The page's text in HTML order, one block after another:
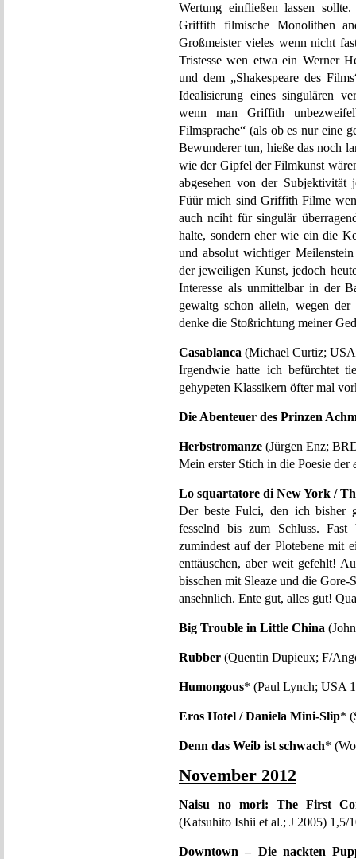
Wertung einfließen lassen
Griffith filmische Monolithen
Großmeister vieles wenn nicht
Tristesse wen etwa ein Werner
und dem „Shakespeare des
Idealisierung eines singulären
wenn man Griffith
Filmsprache“ (als ob es nur eine
Bewunderer tun, hieße das noch
wie der Gipfel der Filmkunst
abgesehen von der Subjektivität
Füür mich sind Griffith Filme
auch nciht für singulär
halte, sondern eher wie ein die
und absolut wichtiger
der jeweiligen Kunst, jedoch
Interesse als unmittelbar in der
gewaltg schon allein, wegen
denke die Stoßrichtung meiner
Casablanca (Michael Curtiz;
Irgendwie hatte ich befürchtet
gehypeten Klassikern öfter mal
Die Abenteuer des Prinzen
Herbstromanze (Jürgen Enz;
Mein erster Stich in die Poesie der
Lo squartatore di New York /
Der beste Fulci, den ich bisher
fesselnd bis zum Schluss.
zumindest auf der Plotebene mit
enttäuschen, aber weit gefehlt!
bisschen mit Sleaze und die
ansehnlich. Ente gut, alles gut!
Big Trouble in Little China
Rubber (Quentin Dupieux; F/
Humongous* (Paul Lynch; USA
Eros Hotel / Daniela Mini-Slip*
Denn das Weib ist schwach*
November 2012
Naisu no mori: The First
(Katsuhito Ishii et al.; J 2005) 1,5/
Downtown – Die nackten